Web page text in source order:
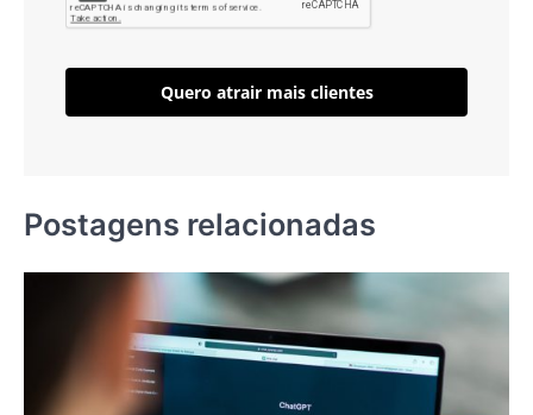
Quero atrair mais clientes
Postagens relacionadas